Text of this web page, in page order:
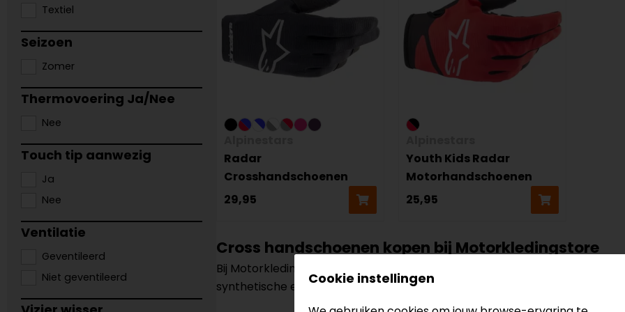
Textiel
Seizoen
Zomer
Thermovoering Ja/Nee
Nee
Touch tip aanwezig
Ja
Nee
Ventilatie
Geventileerd
Niet geventileerd
Radar
Crosshandschoenen
29,95
Youth Kids Radar
Motorhandschoenen
25,95
Cross handschoenen kopen bij Motorkledingstore
Bij Motorkledingstore bieden we een uitgebreid assortiment, van ultra
synthetische en suède handschoenen met een hoge mate van grip,
Cookie instellingen